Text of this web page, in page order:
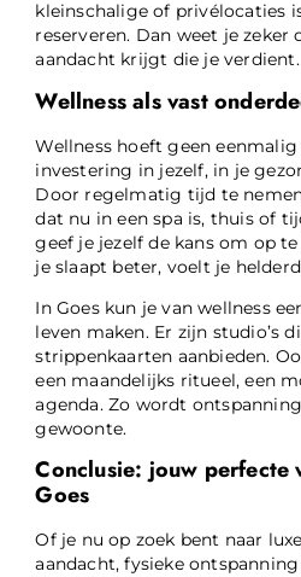
kleinschalige of privélocaties
reserveren. Dan weet je zeker
aandacht krijgt die je verdient.
Wellness als vast
Wellness hoeft geen
investering in jezelf, in je
Door regelmatig tijd te
dat nu in een spa is, thuis of
geef je jezelf de kans om op
je slaapt beter, voelt je
In Goes kun je van wellness
leven maken. Er zijn studio’s
strippenkaarten aanbieden.
een maandelijks ritueel, een
agenda. Zo wordt
gewoonte.
Conclusie: jouw perfecte
Goes
Of je nu op zoek bent naar
aandacht, fysieke